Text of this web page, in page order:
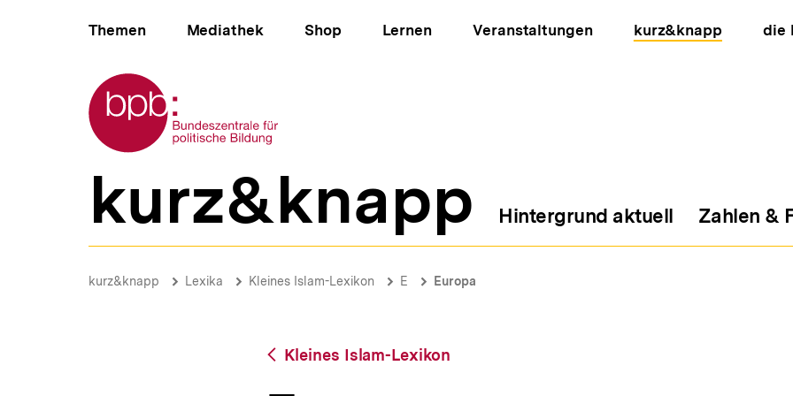
Themen Mediathek Shop Lernen Veranstaltungen kurz&knapp die
Zur Startseite der bpb
B
i
h
kurz&knapp Hintergrund aktuell Zahlen &
Brotkrümelnavigation
Pfadnavigation
kurz&knapp Lexika Kleines Islam-Lexikon E Europa
Zurück
Kleines Islam-Lexikon